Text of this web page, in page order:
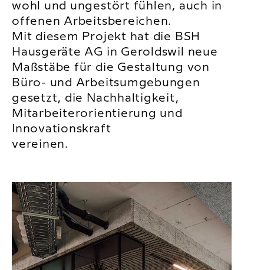
wohl und ungestört fühlen, auch in
offenen Arbeitsbereichen.
Mit diesem Projekt hat die BSH
Hausgeräte AG in Geroldswil neue
Maßstäbe für die Gestaltung von
Büro- und Arbeitsumgebungen
gesetzt, die Nachhaltigkeit,
Mitarbeiterorientierung und
Innovationskraft
vereinen.